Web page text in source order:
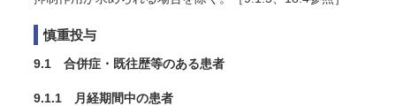
慎重投与
9.1 合併症・既往歴等のある患者
9.1.1 月経期間中の患者